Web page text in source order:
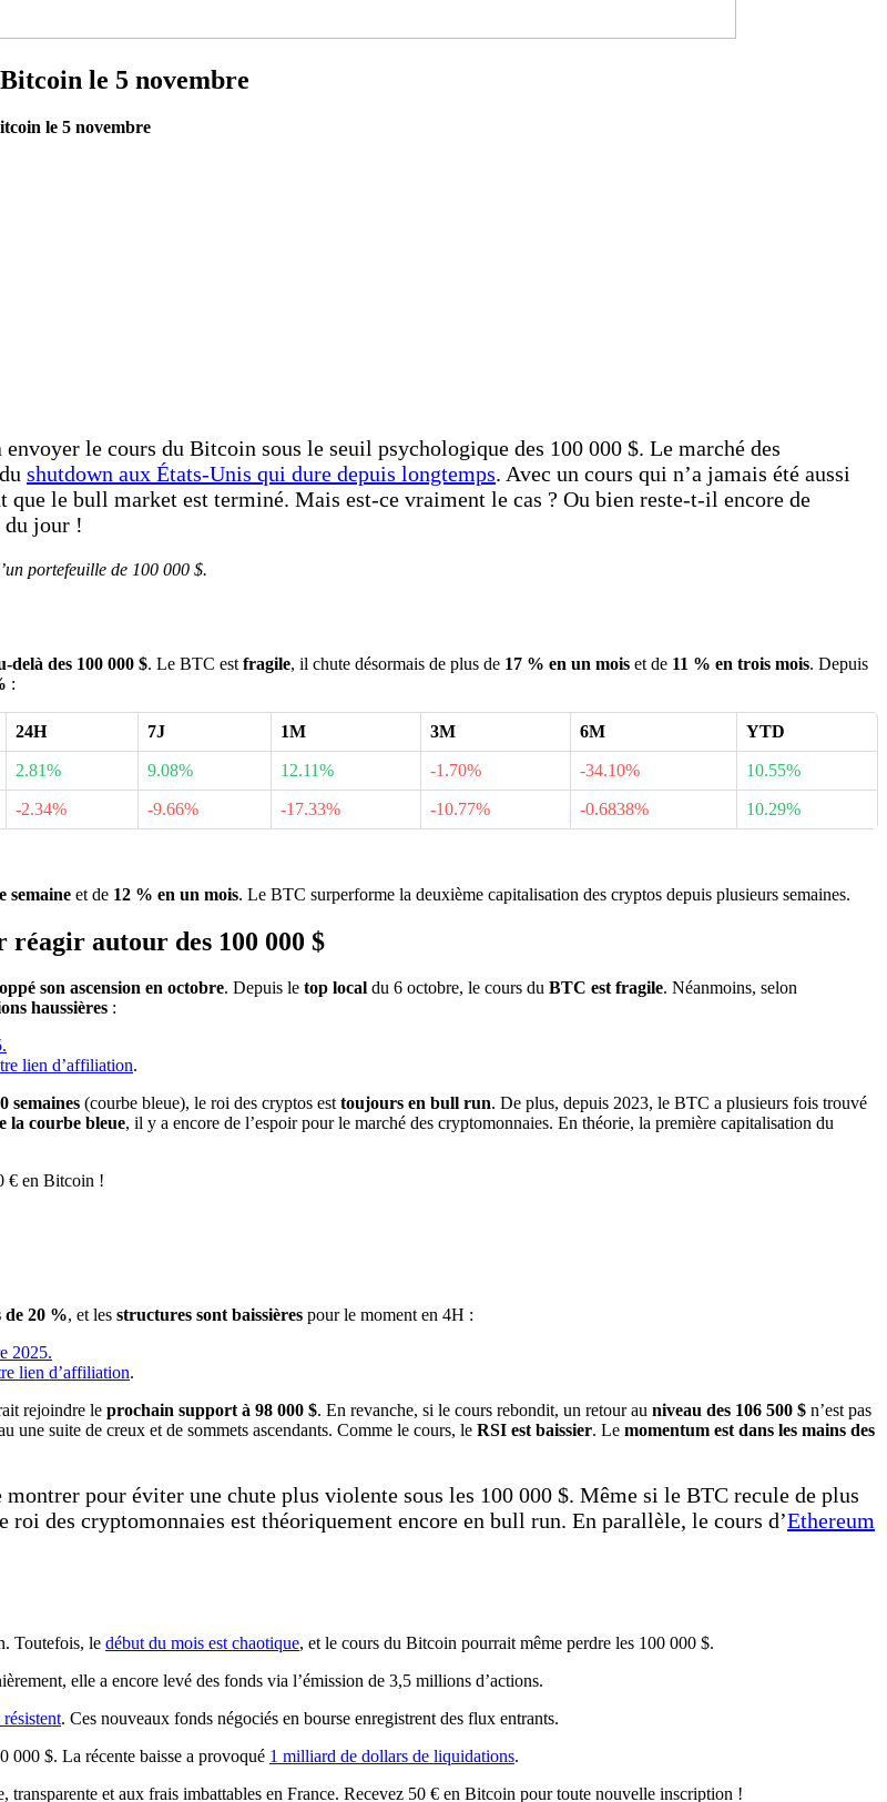
le 5 novembre
le 5 novembre
envoyer le cours du Bitcoin sous le seuil psychologique des 100 000 $. Le marché des
shutdown aux États-Unis qui dure depuis longtemps. Avec un cours qui n’a jamais été aussi
le bull market est terminé. Mais est-ce vraiment le cas ? Ou bien reste-t-il encore de
du jour !
portefeuille de 100 000 $.
delà des 100 000 $. Le BTC est fragile, il chute désormais de plus de 17 % en un mois et de 11 % en trois mois. Depuis
:
24H 7J 1M 3M 6M YTD
2.81% 9.08% 12.11% -1.70% -34.10% 10.55%
-2.34% -9.66% -17.33% -10.77% -0.6838% 10.29%
semaine et de 12 % en un mois. Le BTC surperforme la deuxième capitalisation des cryptos depuis plusieurs semaines.
autour des 100 000 $
son ascension en octobre. Depuis le top local du 6 octobre, le cours du BTC est fragile. Néanmoins, selon
haussières :
lien d’affiliation.
semaines (courbe bleue), le roi des cryptos esttoujours en bull run. De plus, depuis 2023, le BTC a plusieurs fois trouvé
la courbe bleue, il y a encore de l’espoir pour le marché des cryptomonnaies. En théorie, la première capitalisation du
€ en Bitcoin !
de 20 %, et les structures sont baissières pour le moment en 4H :
lien d’affiliation.
rejoindre le prochain support à 98 000 $. En revanche, si le cours rebondit, un retour au niveau des 106 500 $ n’est pas
une suite de creux et de sommets ascendants. Comme le cours, le RSI est baissier. Le momentum est dans les mains des
pour éviter une chute plus violente sous les 100 000 $. Même si le BTC recule de plus
des cryptomonnaies est théoriquement encore en bull run. En parallèle, le cours d’Ethereum
Toutefois, le début du mois est chaotique, et le cours du Bitcoin pourrait même perdre les 100 000 $.
elle a encore levé des fonds via l’émission de 3,5 millions d’actions.
résistent. Ces nouveaux fonds négociés en bourse enregistrent des flux entrants.
000 $. La récente baisse a provoqué 1 milliard de dollars de liquidations.
et aux frais imbattables en France. Recevez 50 € en Bitcoin pour toute nouvelle inscription !